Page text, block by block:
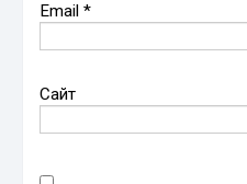
Email*
Сайт